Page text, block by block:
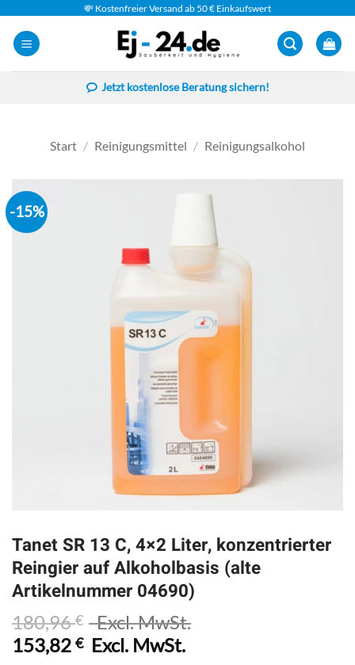
Inhalt
springen
💸 Kostenfreier Versand ab 50 € Einkaufswert
Jetzt kostenlose Beratung sichern!
Start / Reinigungsmittel / Reinigungsalkohol
-15%
Tanet SR 13 C, 4×2 Liter, konzentrierter
Reingier auf Alkoholbasis (alte
Artikelnummer 04690)
180,96€
Excl. MwSt.
153,82 € Excl. MwSt.